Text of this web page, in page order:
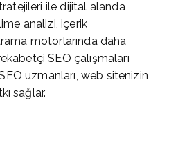
ile dijital alanda
analizi, içerik
motorlarında daha
SEO çalışmaları
uzmanları, web sitenizin
sağlar.